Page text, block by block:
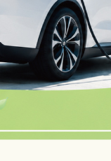
CS6.2-
CS6.2-
CS6.2-
ァジャパン Re RISE-
ファジャパン Re RISE-